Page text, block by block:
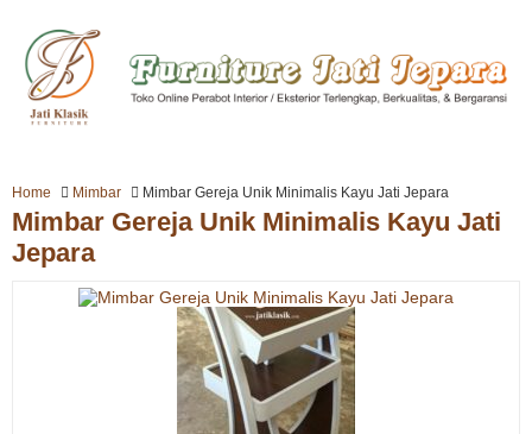
Home Mimbar Mimbar Gereja Unik Minimalis Kayu Jati Jepara
Mimbar Gereja Unik Minimalis Kayu Jati
Jepara